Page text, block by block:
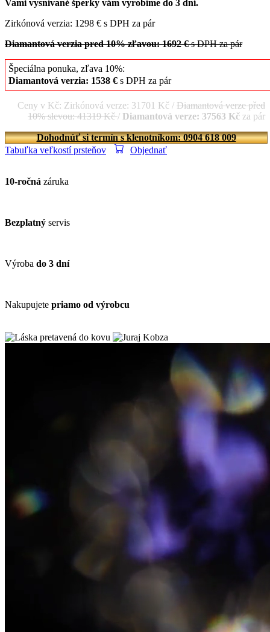
Vami vysnívané šperky vám vyrobíme do 3 dní.
Zirkónová verzia: 1298 € s DPH za pár
Diamantová verzia pred 10% zľavou: 1692 €s DPH za pár
Špeciálna ponuka, zľava 10%:
Diamantová verzia: 1538 € s DPH za pár
Ceny v Kč: Zirkónová verze: 31701 Kč / Diamantová verze před
10% slevou: 41319 Kč/ Diamantová verze: 37563 Kč za pár
Dohodnúť si termín s klenotníkom: 0904 618 009
Tabuľka veľkostí prsteňov
Objednať
10-ročná záruka
Bezplatný servis
Výroba do 3 dní
Nakupujete priamo od výrobcu